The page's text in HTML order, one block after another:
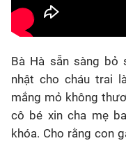
Bà Hà sẵn sàng bỏ
nhật cho cháu trai
mắng mỏ không
cô bé xin cha mẹ
khóa. Cho rằng con